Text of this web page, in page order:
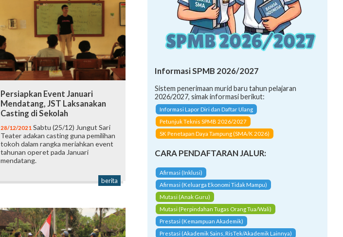
Persiapkan Event Januari
Mendatang, JST Laksanakan
Casting di Sekolah
28/12/2021 Sabtu (25/12) Jungut Sari
Teater adakan casting guna pemilihan
tokoh dalam rangka meriahkan event
tahunan operet pada Januari
mendatang.
berita
Informasi SPMB 2026/2027
Sistem penerimaan murid baru tahun pelajaran
2026/2027, simak informasi berikut:
Informasi Lapor Diri dan Daftar Ulang
Petunjuk Teknis SPMB 2026/2027
SK Penetapan Daya Tampung (SMA/K 2026)
CARA PENDAFTARAN JALUR:
Afirmasi (Inklusi)
Afirmasi (Keluarga Ekonomi Tidak Mampu)
Mutasi (Anak Guru)
Mutasi (Perpindahan Tugas Orang Tua/Wali)
Prestasi (Kemampuan Akademik)
Prestasi (Akademik Sains, RisTek/Akademik Lainnya)